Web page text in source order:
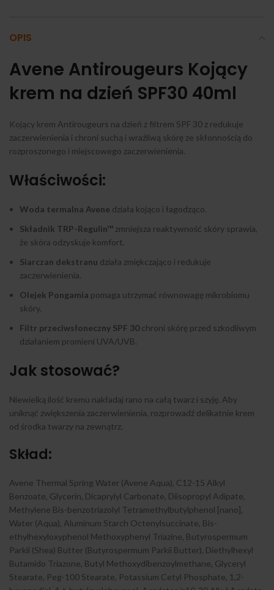
OPIS
Avene Antirougeurs Kojący
krem na dzień SPF30 40ml
Kojący krem Antirougeurs na dzień z filtrem SPF 30 z redukuje
zaczerwienienia i chroni suchą i wrażliwą skórę ze skłonnością do
rozproszonego i miejscowego zaczerwienienia.
Właściwości:
Woda termalna Avene działa kojąco i łagodząco.
Składnik TRP-Regulin™ zmniejsza reaktywność skóry sprawia,
że skóra odzyskuje komfort.
Siarczan dekstranu działa zmiękczająco i redukuje
zaczerwienienia.
Olejek Pongamia pomaga utrzymać równowagę mikrobiomu
skóry.
Filtr przeciwsłoneczny SPF 30chroni skórę przed szkodliwym
działaniem promieni UVA/UVB.
Jak stosować?
Niewielką ilość kremu nakładaj rano na całą twarz i szyję. Aby
uniknąć zwiększenia zaczerwienienia, rozprowadź delikatnie krem
od środka twarzy na zewnątrz.
Skład:
Avene Thermal Spring Water (Avene Aqua), C12-15 Alkyl
Benzoate, Glycerin, Dicaprylyl Carbonate, Diisopropyl Adipate,
Methylene Bis-benzotriazolyl Tetramethylbutylphenol [nano],
Water (Aqua), Aluminum Starch Octenylsuccinate, Bis-
ethylhexyloxyphenol Methoxyphenyl Triazine, Butyrospermum
Parkii (Shea) Butter (Butyrospermum Parkii Butter), Diethylhexyl
Butamido Triazone, Butyl Methoxydibenzoylmethane, Glyceryl
Stearate, Peg-100 Stearate, Potassium Cetyl Phosphate, 1,2-